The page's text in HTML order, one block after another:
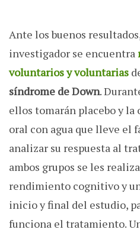
Ante los buenos
investigador se encuentra
voluntarios y voluntarias
síndrome de Down.
ellos tomarán placebo y
oral con agua que lleve el
analizar su respuesta al
ambos grupos se les
rendimiento cognitivo y
inicio y final del estudio,
funciona el tratamiento.